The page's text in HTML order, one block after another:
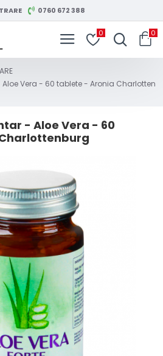
0760 672 388
0 0
Vera - 60 tablete - Aronia Charlotten
- Aloe Vera - 60